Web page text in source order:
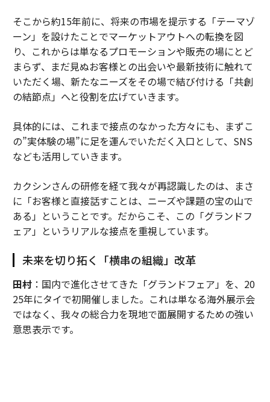
そこから約15年前に、将来の市場を提示する「テーマゾ
ーン」を設けたことでマーケットアウトへの転換を図
り、これからは単なるプロモーションや販売の場にとど
まらず、まだ見ぬお客様との出会いや最新技術に触れて
いただく場、新たなニーズをその場で結び付ける「共創
の結節点」へと役割を広げていきます。
具体的には、これまで接点のなかった方々にも、まずこ
の”実体験の場”に足を運んでいただく入口として、SNS
なども活用していきます。
カクシンさんの研修を経て我々が再認識したのは、まさ
に「お客様と直接話すことは、ニーズや課題の宝の山で
ある」ということです。だからこそ、この「グランドフ
ェア」というリアルな接点を重視しています。
未来を切り拓く「横串の組織」改革
田村：国内で進化させてきた「グランドフェア」を、20
25年にタイで初開催しました。これは単なる海外展示会
ではなく、我々の総合力を現地で面展開するための強い
意思表示です。